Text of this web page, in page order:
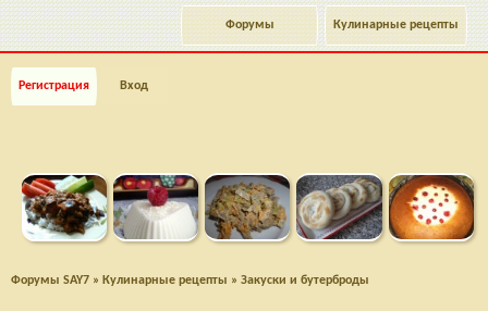
Кулинарные рецепты
Форумы
Регистрация Вход
Форумы SAY7 » Кулинарные рецепты » Закуски и бутерброды